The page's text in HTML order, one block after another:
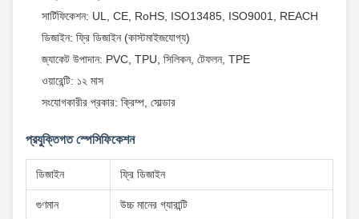
সার্টিফিকেশন: UL, CE, RoHS, ISO13485, ISO9001, REACH
ডিজাইন: ফ্রি ডিজাইন (কাস্টমাইজযোগ্য)
জ্যাকেট উপাদান: PVC, TPU, সিলিকন, টেফলন, TPE
ওয়ারেন্টি: ১২ মাস
সংযোগকারীর প্রকার: ক্রিম্প, সোল্ডার
প্রযুক্তিগত স্পেসিফিকেশন
ডিজাইন ফ্রি ডিজাইন
গুণমান উচ্চ মানের গ্যারান্টি